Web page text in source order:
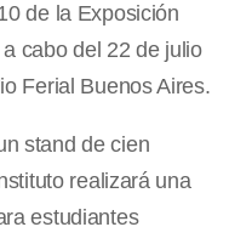
de la Exposición
cabo del 22 de julio
Ferial Buenos Aires.
stand de cien
realizará una
estudiantes